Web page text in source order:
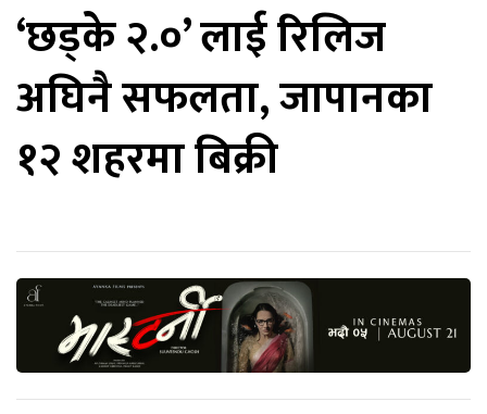
‘छड्के २.०’ लाई रिलिज
अघिनै सफलता, जापानका
१२ शहरमा बिक्री